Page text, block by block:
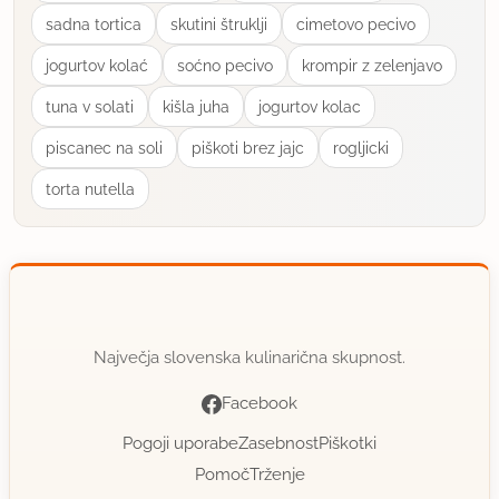
fasulas
član od 2007 431 sporočil
17.12.2014 ob 14:09
Verjamem, da je recept vsaj toliko okusen, kot
izgleda ta zelo mamljiva slika.
babka1951
6950 sporočil
17.12.2014 ob 15:03
sadna tortica skutini štruklji cimetovo pecivo
jogurtov kolać soćno pecivo krompir z zelenjavo
tuna v solati kišla juha jogurtov kolac
piscanec na soli piškoti brez jajc rogljicki
torta nutella
Največja slovenska kulinarična skupnost.
Facebook
Pogoji uporabeZasebnostPiškotki
PomočTrženje